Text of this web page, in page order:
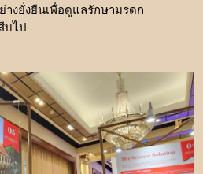
างยั่งยืนเพื่อดูแลรักษามรดก
บไป